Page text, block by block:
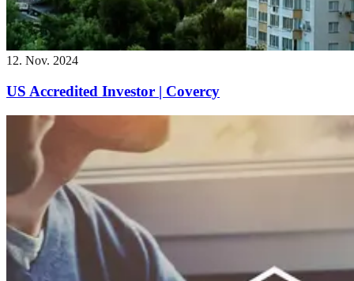
12. Nov. 2024
US Accredited Investor | Covercy